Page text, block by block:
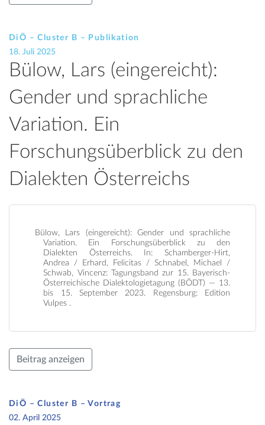
DiÖ – Cluster B – Publikation
18. Juli 2025
Bülow, Lars (eingereicht):
Gender und sprachliche
Variation. Ein
Forschungsüberblick zu den
Dialekten Österreichs
Bülow, Lars (eingereicht): Gender und sprachliche
Variation. Ein Forschungsüberblick zu den
Dialekten Österreichs. In: Schamberger-Hirt,
Andrea / Erhard, Felicitas / Schnabel, Michael /
Schwab, Vincenz: Tagungsband zur 15. Bayerisch-
Österreichische Dialektologietagung (BÖDT) — 13.
bis 15. September 2023. Regensburg: Edition
Vulpes .
Beitrag anzeigen
DiÖ – Cluster B – Vortrag
02. April 2025